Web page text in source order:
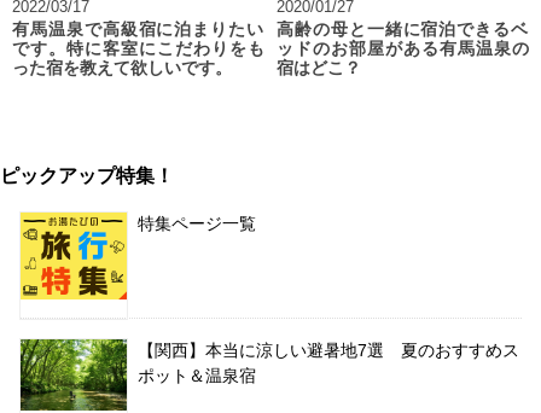
2022/03/17
有馬温泉で高級宿に泊まりたい
です。特に客室にこだわりをも
った宿を教えて欲しいです。
2020/01/27
高齢の母と一緒に宿泊できるベ
ッドのお部屋がある有馬温泉の
宿はどこ？
ピックアップ特集！
特集ページ一覧
【関西】本当に涼しい避暑地7選 夏のおすすめス
ポット＆温泉宿